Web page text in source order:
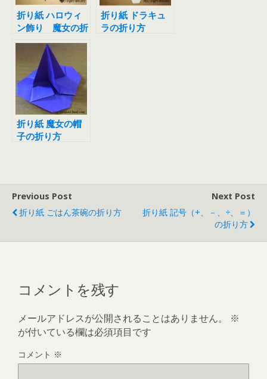
折り紙 ハロウィ
ン飾り 魔女の折
り方
折り紙 ドラキュ
ラの折り方
折り紙 魔女の帽
子の折り方
Previous Post
折り紙 ごはん茶碗の折り方
Next Post
折り紙 記号（+、－、÷、＝）
の折り方
コメントを残す
メールアドレスが公開されることはありません。
※
が付いている欄は必須項目です
コメント ※